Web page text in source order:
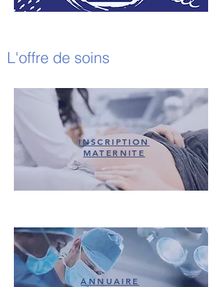
L'offre de soins
INSCRIPTION
MATERNITE
ANNUAIRE